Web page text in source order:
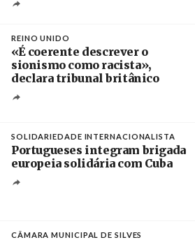
REINO UNIDO
«É coerente descrever o
sionismo como racista»,
declara tribunal britânico
SOLIDARIEDADE INTERNACIONALISTA
Portugueses integram brigada
europeia solidária com Cuba
CÂMARA MUNICIPAL DE SILVES